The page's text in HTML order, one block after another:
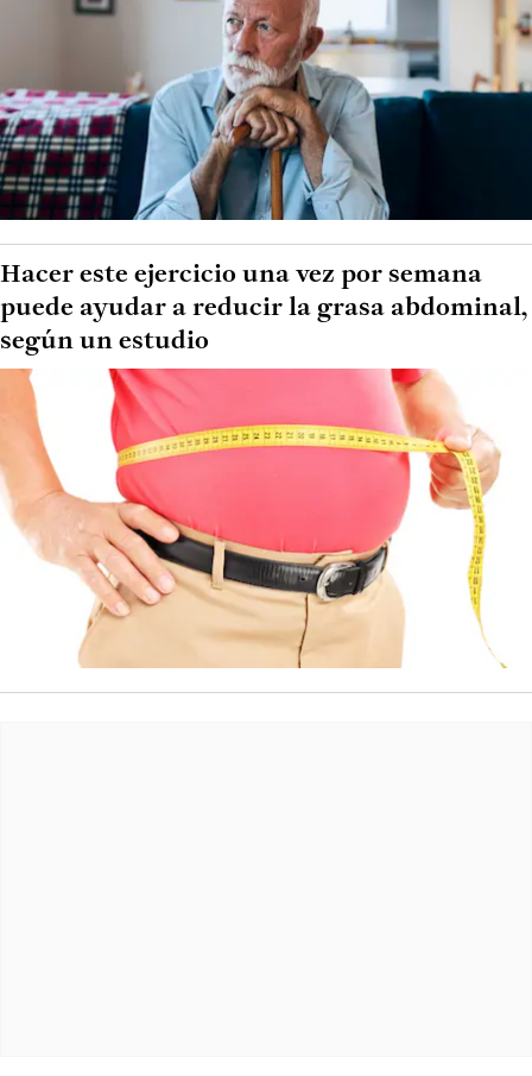
Hacer este ejercicio una vez por semana
puede ayudar a reducir la grasa abdominal,
según un estudio